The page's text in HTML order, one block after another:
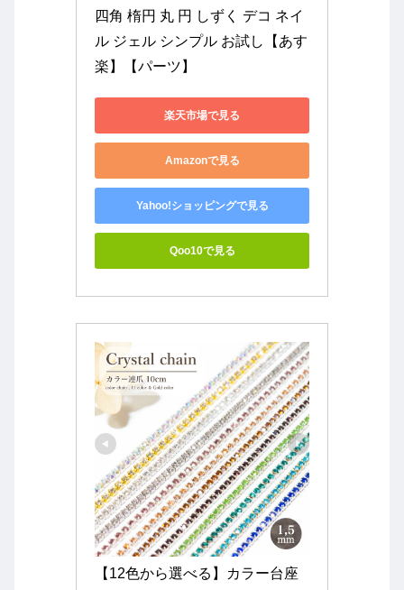
四角 楕円 丸 円 しずく デコ ネイ
ル ジェル シンプル お試し【あす
楽】【パーツ】
楽天市場で見る
Amazonで見る
Yahoo!ショッピングで見る
Qoo10で見る
【12色から選べる】カラー台座